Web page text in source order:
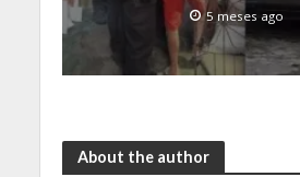
5 meses ago
About the author